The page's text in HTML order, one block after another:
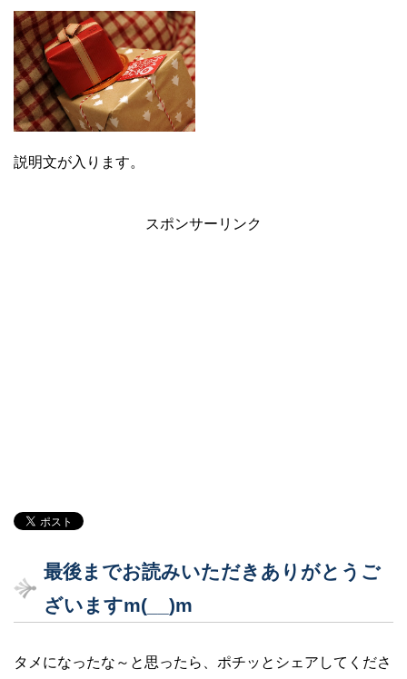
説明文が入ります。
スポンサーリンク
最後までお読みいただきありがとうご
ざいますm(__)m
タメになったな～と思ったら、ポチッとシェアしてくださ